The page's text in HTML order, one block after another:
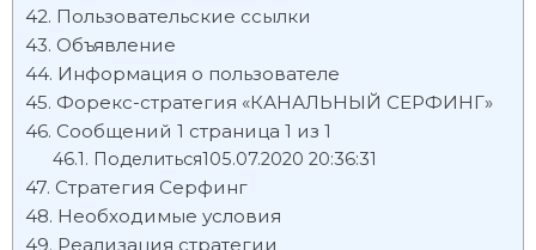
Пользовательские ссылки
Объявление
Информация о пользователе
Форекс-стратегия «КАНАЛЬНЫЙ СЕРФИНГ»
Сообщений 1 страница 1 из 1
Поделиться105.07.2020 20:36:31
Стратегия Серфинг
Необходимые условия
Реализация стратегии